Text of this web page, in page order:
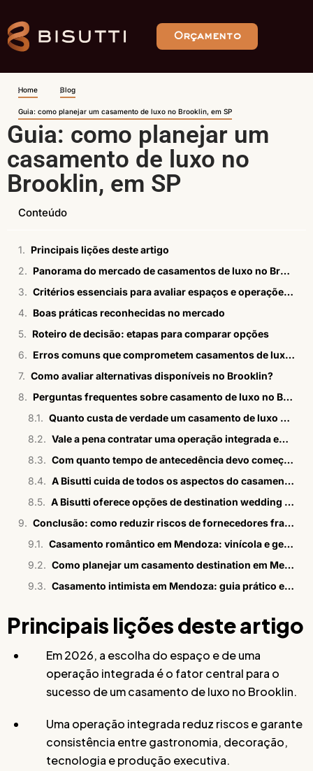
Orçamento
Home Blog
Guia: como planejar um casamento de luxo no Brooklin, em SP
Guia: como planejar um
casamento de luxo no
Brooklin, em SP
Conteúdo
Principais lições deste artigo
Panorama do mercado de casamentos de luxo no Brooklin em 2026
Critérios essenciais para avaliar espaços e operações no Brooklin
Boas práticas reconhecidas no mercado
Roteiro de decisão: etapas para comparar opções
Erros comuns que comprometem casamentos de luxo no Brooklin
Como avaliar alternativas disponíveis no Brooklin?
Perguntas frequentes sobre casamento de luxo no Brooklin
Quanto custa de verdade um casamento de luxo no Brooklin?
Vale a pena contratar uma operação integrada em vez de montar minha própria equipe de fornecedores?
Com quanto tempo de antecedência devo começar a planejar meu casamento no Brooklin?
A Bisutti cuida de todos os aspectos do casamento, incluindo convites e lista de convidados?
A Bisutti oferece opções de destination wedding para casais que desejam algo além do Brooklin?
Conclusão: como reduzir riscos de fornecedores fragmentados
Casamento romântico em Mendoza: vinícola e gestão 360°
Como planejar um casamento destination em Mendoza
Casamento intimista em Mendoza: guia prático e estratégico
Principais lições deste artigo
Em 2026, a escolha do espaço e de uma
operação integrada é o fator central para o
sucesso de um casamento de luxo no Brooklin.
Uma operação integrada reduz riscos e garante
consistência entre gastronomia, decoração,
tecnologia e produção executiva.